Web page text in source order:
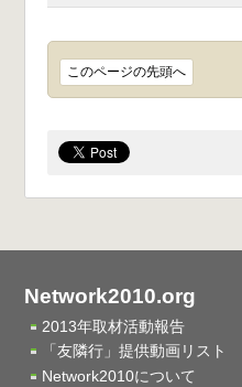
このページの先頭へ
Network2010.org
2013年取材活動報告
「友隣行」提供動画リスト
Network2010について